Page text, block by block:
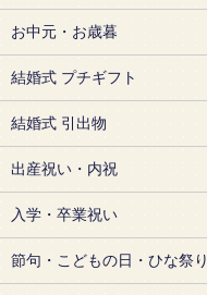
お中元・お歳暮
結婚式 プチギフト
結婚式 引出物
出産祝い・内祝
入学・卒業祝い
節句・こどもの日・ひな祭り